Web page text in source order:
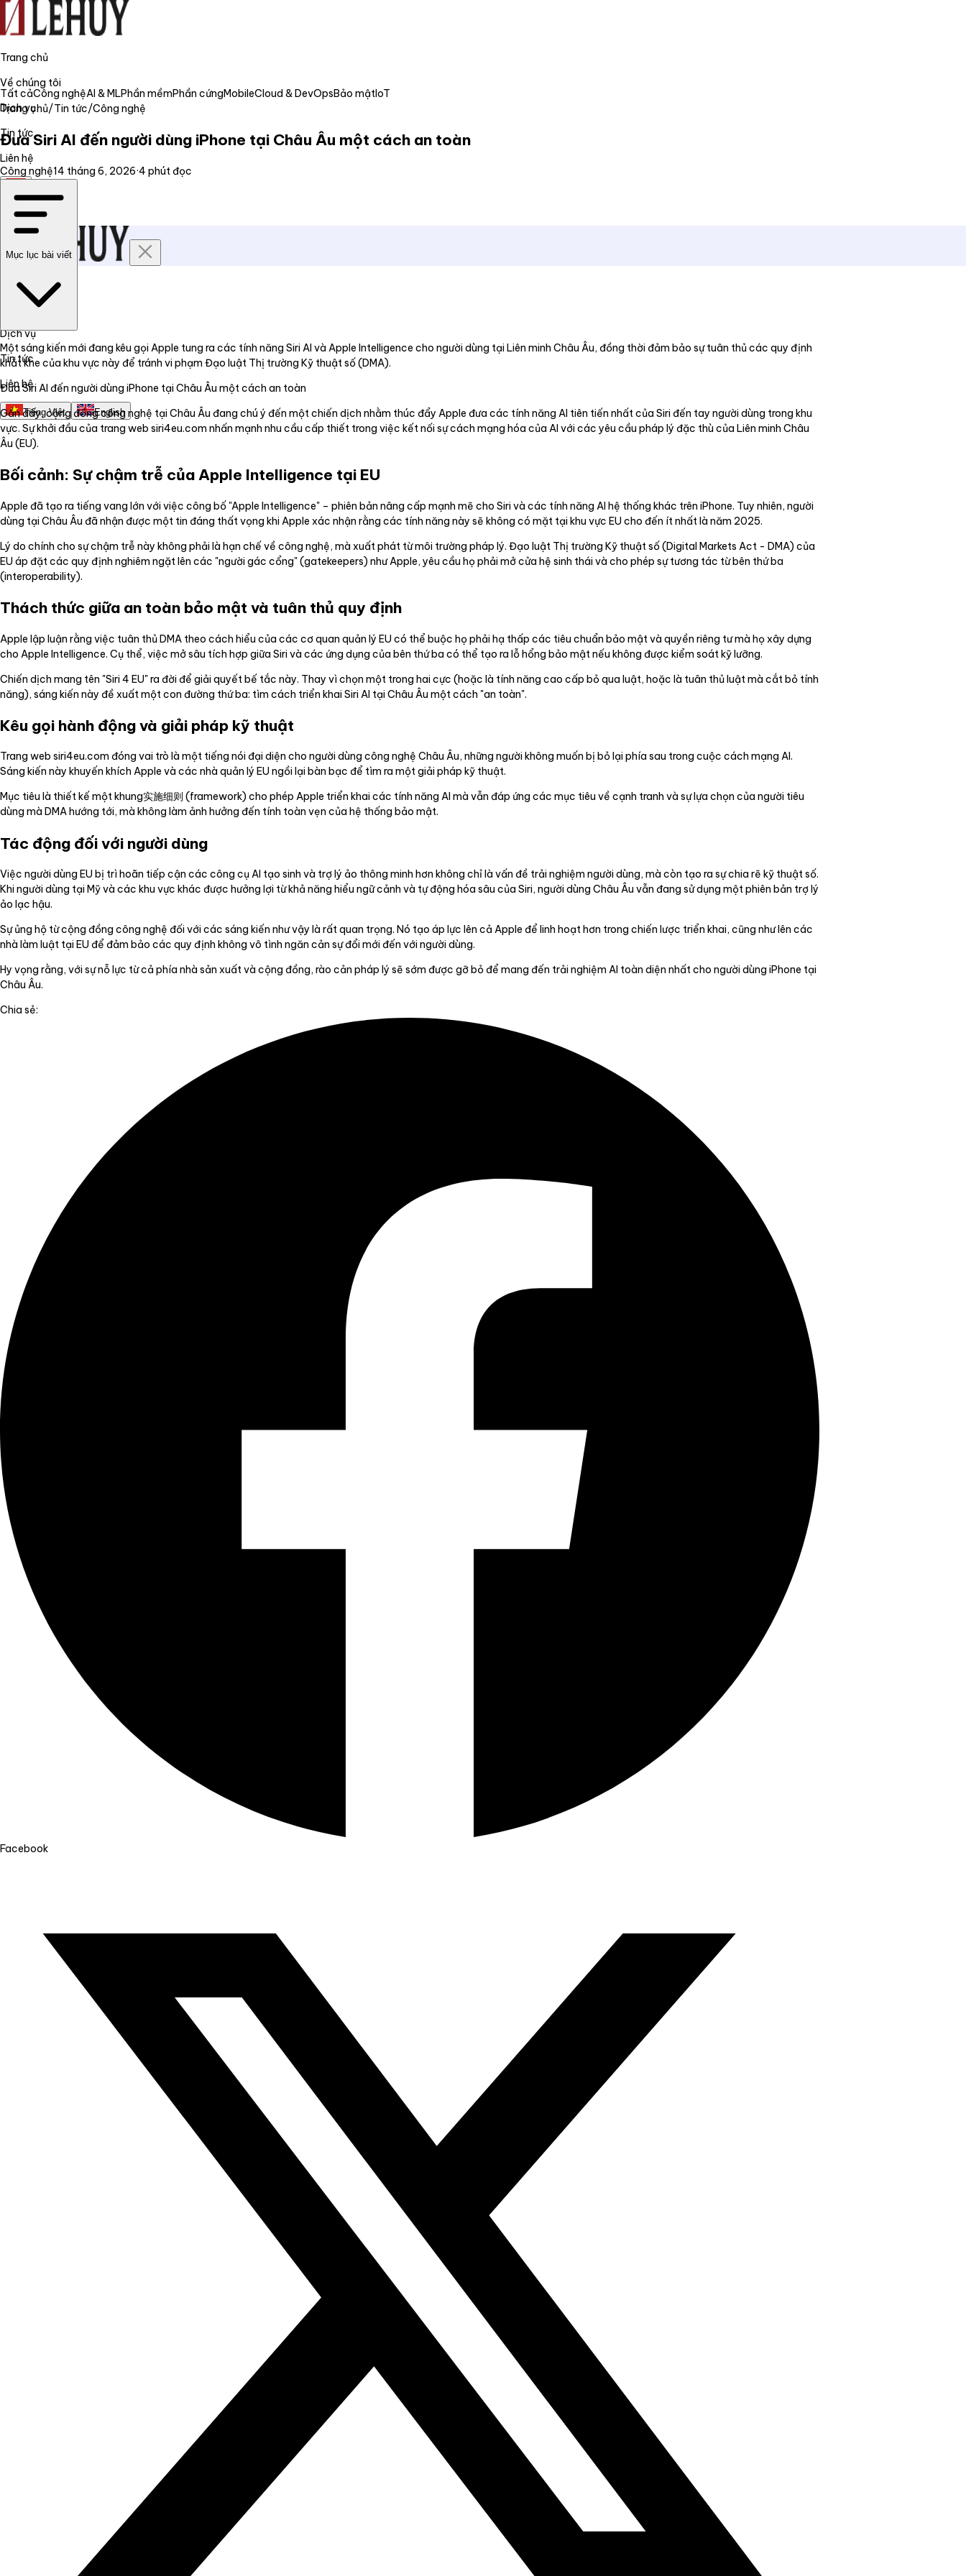
Trang chủ
Về chúng tôi
Dịch vụ
Tin tức
Liên hệ
Trang chủ
Về chúng tôi
Dịch vụ
Tin tức
Liên hệ
Tiếng Việt English
Tất cảCông nghệAI & MLPhần mềmPhần cứngMobileCloud & DevOpsBảo mậtIoT
Trang chủ/Tin tức/Công nghệ
Đưa Siri AI đến người dùng iPhone tại Châu Âu một cách an toàn
Công nghệ14 tháng 6, 2026·4 phút đọc
Mục lục bài viết
Một sáng kiến mới đang kêu gọi Apple tung ra các tính năng Siri AI và Apple Intelligence cho người dùng tại Liên minh Châu Âu, đồng thời đảm bảo sự tuân thủ các quy định
khắt khe của khu vực này để tránh vi phạm Đạo luật Thị trường Kỹ thuật số (DMA).
Đưa Siri AI đến người dùng iPhone tại Châu Âu một cách an toàn
Gần đây, cộng đồng công nghệ tại Châu Âu đang chú ý đến một chiến dịch nhằm thúc đẩy Apple đưa các tính năng AI tiên tiến nhất của Siri đến tay người dùng trong khu
vực. Sự khởi đầu của trang web siri4eu.com nhấn mạnh nhu cầu cấp thiết trong việc kết nối sự cách mạng hóa của AI với các yêu cầu pháp lý đặc thù của Liên minh Châu
Âu (EU).
Bối cảnh: Sự chậm trễ của Apple Intelligence tại EU
Apple đã tạo ra tiếng vang lớn với việc công bố "Apple Intelligence" – phiên bản nâng cấp mạnh mẽ cho Siri và các tính năng AI hệ thống khác trên iPhone. Tuy nhiên, người
dùng tại Châu Âu đã nhận được một tin đáng thất vọng khi Apple xác nhận rằng các tính năng này sẽ không có mặt tại khu vực EU cho đến ít nhất là năm 2025.
Lý do chính cho sự chậm trễ này không phải là hạn chế về công nghệ, mà xuất phát từ môi trường pháp lý. Đạo luật Thị trường Kỹ thuật số (Digital Markets Act - DMA) của
EU áp đặt các quy định nghiêm ngặt lên các "người gác cổng" (gatekeepers) như Apple, yêu cầu họ phải mở cửa hệ sinh thái và cho phép sự tương tác từ bên thứ ba
(interoperability).
Thách thức giữa an toàn bảo mật và tuân thủ quy định
Apple lập luận rằng việc tuân thủ DMA theo cách hiểu của các cơ quan quản lý EU có thể buộc họ phải hạ thấp các tiêu chuẩn bảo mật và quyền riêng tư mà họ xây dựng
cho Apple Intelligence. Cụ thể, việc mở sâu tích hợp giữa Siri và các ứng dụng của bên thứ ba có thể tạo ra lỗ hổng bảo mật nếu không được kiểm soát kỹ lưỡng.
Chiến dịch mang tên "Siri 4 EU" ra đời để giải quyết bế tắc này. Thay vì chọn một trong hai cực (hoặc là tính năng cao cấp bỏ qua luật, hoặc là tuân thủ luật mà cắt bỏ tính
năng), sáng kiến này đề xuất một con đường thứ ba: tìm cách triển khai Siri AI tại Châu Âu một cách "an toàn".
Kêu gọi hành động và giải pháp kỹ thuật
Trang web siri4eu.com đóng vai trò là một tiếng nói đại diện cho người dùng công nghệ Châu Âu, những người không muốn bị bỏ lại phía sau trong cuộc cách mạng AI.
Sáng kiến này khuyến khích Apple và các nhà quản lý EU ngồi lại bàn bạc để tìm ra một giải pháp kỹ thuật.
Mục tiêu là thiết kế một khung实施细则 (framework) cho phép Apple triển khai các tính năng AI mà vẫn đáp ứng các mục tiêu về cạnh tranh và sự lựa chọn của người tiêu
dùng mà DMA hướng tới, mà không làm ảnh hưởng đến tính toàn vẹn của hệ thống bảo mật.
Tác động đối với người dùng
Việc người dùng EU bị trì hoãn tiếp cận các công cụ AI tạo sinh và trợ lý ảo thông minh hơn không chỉ là vấn đề trải nghiệm người dùng, mà còn tạo ra sự chia rẽ kỹ thuật số.
Khi người dùng tại Mỹ và các khu vực khác được hưởng lợi từ khả năng hiểu ngữ cảnh và tự động hóa sâu của Siri, người dùng Châu Âu vẫn đang sử dụng một phiên bản trợ lý
ảo lạc hậu.
Sự ủng hộ từ cộng đồng công nghệ đối với các sáng kiến như vậy là rất quan trọng. Nó tạo áp lực lên cả Apple để linh hoạt hơn trong chiến lược triển khai, cũng như lên các
nhà làm luật tại EU để đảm bảo các quy định không vô tình ngăn cản sự đổi mới đến với người dùng.
Hy vọng rằng, với sự nỗ lực từ cả phía nhà sản xuất và cộng đồng, rào cản pháp lý sẽ sớm được gỡ bỏ để mang đến trải nghiệm AI toàn diện nhất cho người dùng iPhone tại
Châu Âu.
Chia sẻ:
Facebook